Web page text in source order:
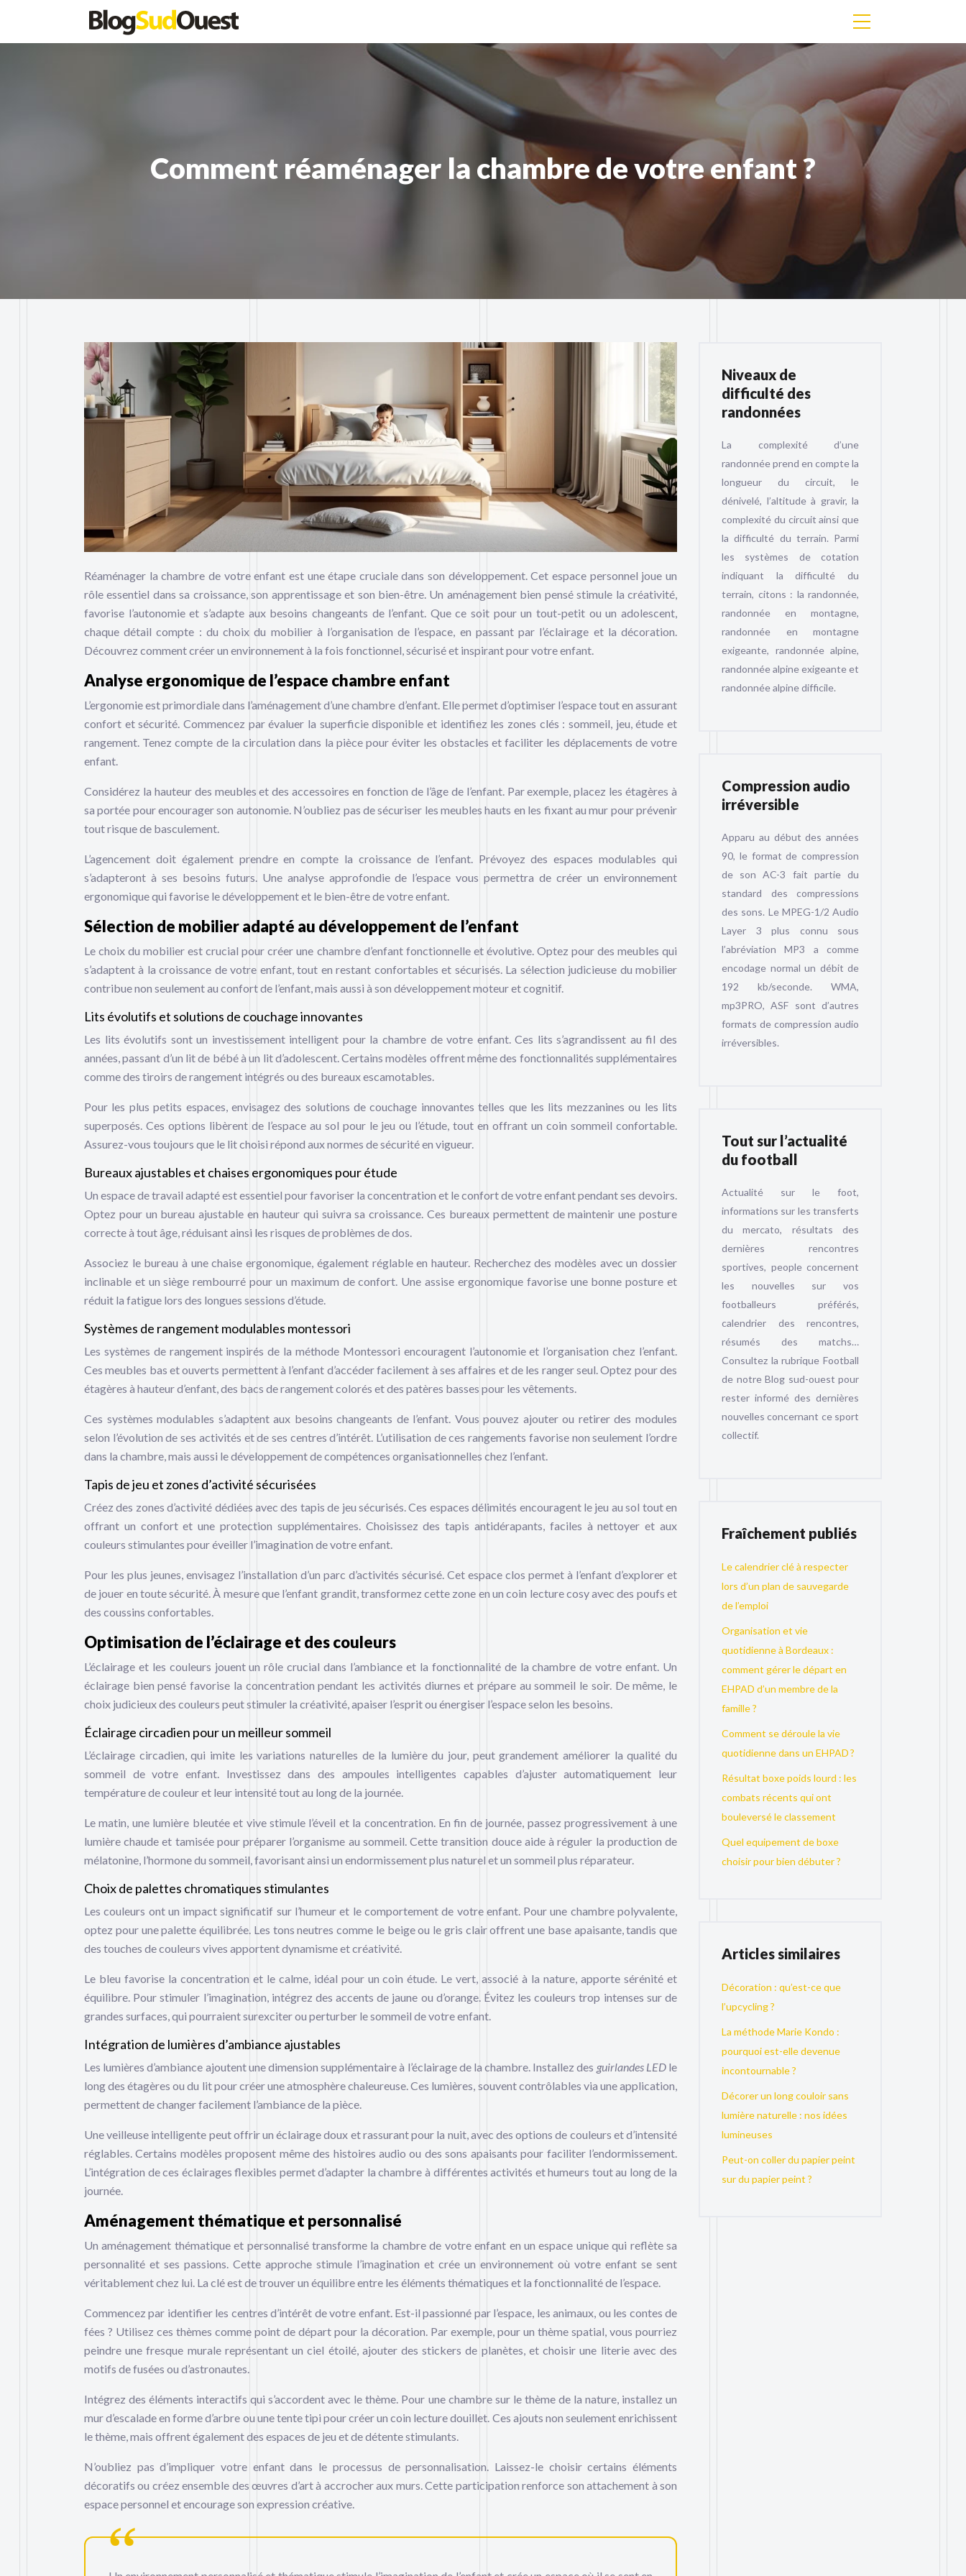
Comment réaménager la chambre de votre enfant ?
Réaménager la chambre de votre enfant est une étape cruciale dans son développement. Cet espace personnel joue un
rôle essentiel dans sa croissance, son apprentissage et son bien-être. Un aménagement bien pensé stimule la créativité,
favorise l’autonomie et s’adapte aux besoins changeants de l’enfant. Que ce soit pour un tout-petit ou un adolescent,
chaque détail compte : du choix du mobilier à l’organisation de l’espace, en passant par l’éclairage et la décoration.
Découvrez comment créer un environnement à la fois fonctionnel, sécurisé et inspirant pour votre enfant.
Analyse ergonomique de l’espace chambre enfant
L’ergonomie est primordiale dans l’aménagement d’une chambre d’enfant. Elle permet d’optimiser l’espace tout en assurant
confort et sécurité. Commencez par évaluer la superficie disponible et identifiez les zones clés : sommeil, jeu, étude et
rangement. Tenez compte de la circulation dans la pièce pour éviter les obstacles et faciliter les déplacements de votre
enfant.
Considérez la hauteur des meubles et des accessoires en fonction de l’âge de l’enfant. Par exemple, placez les étagères à
sa portée pour encourager son autonomie. N’oubliez pas de sécuriser les meubles hauts en les fixant au mur pour prévenir
tout risque de basculement.
L’agencement doit également prendre en compte la croissance de l’enfant. Prévoyez des espaces modulables qui
s’adapteront à ses besoins futurs. Une analyse approfondie de l’espace vous permettra de créer un environnement
ergonomique qui favorise le développement et le bien-être de votre enfant.
Sélection de mobilier adapté au développement de l’enfant
Le choix du mobilier est crucial pour créer une chambre d’enfant fonctionnelle et évolutive. Optez pour des meubles qui
s’adaptent à la croissance de votre enfant, tout en restant confortables et sécurisés. La sélection judicieuse du mobilier
contribue non seulement au confort de l’enfant, mais aussi à son développement moteur et cognitif.
Lits évolutifs et solutions de couchage innovantes
Les lits évolutifs sont un investissement intelligent pour la chambre de votre enfant. Ces lits s’agrandissent au fil des
années, passant d’un lit de bébé à un lit d’adolescent. Certains modèles offrent même des fonctionnalités supplémentaires
comme des tiroirs de rangement intégrés ou des bureaux escamotables.
Pour les plus petits espaces, envisagez des solutions de couchage innovantes telles que les lits mezzanines ou les lits
superposés. Ces options libèrent de l’espace au sol pour le jeu ou l’étude, tout en offrant un coin sommeil confortable.
Assurez-vous toujours que le lit choisi répond aux normes de sécurité en vigueur.
Bureaux ajustables et chaises ergonomiques pour étude
Un espace de travail adapté est essentiel pour favoriser la concentration et le confort de votre enfant pendant ses devoirs.
Optez pour un bureau ajustable en hauteur qui suivra sa croissance. Ces bureaux permettent de maintenir une posture
correcte à tout âge, réduisant ainsi les risques de problèmes de dos.
Associez le bureau à une chaise ergonomique, également réglable en hauteur. Recherchez des modèles avec un dossier
inclinable et un siège rembourré pour un maximum de confort. Une assise ergonomique favorise une bonne posture et
réduit la fatigue lors des longues sessions d’étude.
Systèmes de rangement modulables montessori
Les systèmes de rangement inspirés de la méthode Montessori encouragent l’autonomie et l’organisation chez l’enfant.
Ces meubles bas et ouverts permettent à l’enfant d’accéder facilement à ses affaires et de les ranger seul. Optez pour des
étagères à hauteur d’enfant, des bacs de rangement colorés et des patères basses pour les vêtements.
Ces systèmes modulables s’adaptent aux besoins changeants de l’enfant. Vous pouvez ajouter ou retirer des modules
selon l’évolution de ses activités et de ses centres d’intérêt. L’utilisation de ces rangements favorise non seulement l’ordre
dans la chambre, mais aussi le développement de compétences organisationnelles chez l’enfant.
Tapis de jeu et zones d’activité sécurisées
Créez des zones d’activité dédiées avec des tapis de jeu sécurisés. Ces espaces délimités encouragent le jeu au sol tout en
offrant un confort et une protection supplémentaires. Choisissez des tapis antidérapants, faciles à nettoyer et aux
couleurs stimulantes pour éveiller l’imagination de votre enfant.
Pour les plus jeunes, envisagez l’installation d’un parc d’activités sécurisé. Cet espace clos permet à l’enfant d’explorer et
de jouer en toute sécurité. À mesure que l’enfant grandit, transformez cette zone en un coin lecture cosy avec des poufs et
des coussins confortables.
Optimisation de l’éclairage et des couleurs
L’éclairage et les couleurs jouent un rôle crucial dans l’ambiance et la fonctionnalité de la chambre de votre enfant. Un
éclairage bien pensé favorise la concentration pendant les activités diurnes et prépare au sommeil le soir. De même, le
choix judicieux des couleurs peut stimuler la créativité, apaiser l’esprit ou énergiser l’espace selon les besoins.
Éclairage circadien pour un meilleur sommeil
L’éclairage circadien, qui imite les variations naturelles de la lumière du jour, peut grandement améliorer la qualité du
sommeil de votre enfant. Investissez dans des ampoules intelligentes capables d’ajuster automatiquement leur
température de couleur et leur intensité tout au long de la journée.
Le matin, une lumière bleutée et vive stimule l’éveil et la concentration. En fin de journée, passez progressivement à une
lumière chaude et tamisée pour préparer l’organisme au sommeil. Cette transition douce aide à réguler la production de
mélatonine, l’hormone du sommeil, favorisant ainsi un endormissement plus naturel et un sommeil plus réparateur.
Choix de palettes chromatiques stimulantes
Les couleurs ont un impact significatif sur l’humeur et le comportement de votre enfant. Pour une chambre polyvalente,
optez pour une palette équilibrée. Les tons neutres comme le beige ou le gris clair offrent une base apaisante, tandis que
des touches de couleurs vives apportent dynamisme et créativité.
Le bleu favorise la concentration et le calme, idéal pour un coin étude. Le vert, associé à la nature, apporte sérénité et
équilibre. Pour stimuler l’imagination, intégrez des accents de jaune ou d’orange. Évitez les couleurs trop intenses sur de
grandes surfaces, qui pourraient surexciter ou perturber le sommeil de votre enfant.
Intégration de lumières d’ambiance ajustables
Les lumières d’ambiance ajoutent une dimension supplémentaire à l’éclairage de la chambre. Installez des guirlandes LED le
long des étagères ou du lit pour créer une atmosphère chaleureuse. Ces lumières, souvent contrôlables via une application,
permettent de changer facilement l’ambiance de la pièce.
Une veilleuse intelligente peut offrir un éclairage doux et rassurant pour la nuit, avec des options de couleurs et d’intensité
réglables. Certains modèles proposent même des histoires audio ou des sons apaisants pour faciliter l’endormissement.
L’intégration de ces éclairages flexibles permet d’adapter la chambre à différentes activités et humeurs tout au long de la
journée.
Aménagement thématique et personnalisé
Un aménagement thématique et personnalisé transforme la chambre de votre enfant en un espace unique qui reflète sa
personnalité et ses passions. Cette approche stimule l’imagination et crée un environnement où votre enfant se sent
véritablement chez lui. La clé est de trouver un équilibre entre les éléments thématiques et la fonctionnalité de l’espace.
Commencez par identifier les centres d’intérêt de votre enfant. Est-il passionné par l’espace, les animaux, ou les contes de
fées ? Utilisez ces thèmes comme point de départ pour la décoration. Par exemple, pour un thème spatial, vous pourriez
peindre une fresque murale représentant un ciel étoilé, ajouter des stickers de planètes, et choisir une literie avec des
motifs de fusées ou d’astronautes.
Intégrez des éléments interactifs qui s’accordent avec le thème. Pour une chambre sur le thème de la nature, installez un
mur d’escalade en forme d’arbre ou une tente tipi pour créer un coin lecture douillet. Ces ajouts non seulement enrichissent
le thème, mais offrent également des espaces de jeu et de détente stimulants.
N’oubliez pas d’impliquer votre enfant dans le processus de personnalisation. Laissez-le choisir certains éléments
décoratifs ou créez ensemble des œuvres d’art à accrocher aux murs. Cette participation renforce son attachement à son
espace personnel et encourage son expression créative.
Niveaux de
difficulté des
randonnées
La complexité d’une
randonnée prend en compte la
longueur du circuit, le
dénivelé, l’altitude à gravir, la
complexité du circuit ainsi que
la difficulté du terrain. Parmi
les systèmes de cotation
indiquant la difficulté du
terrain, citons : la randonnée,
randonnée en montagne,
randonnée en montagne
exigeante, randonnée alpine,
randonnée alpine exigeante et
randonnée alpine difficile.
Compression audio
irréversible
Apparu au début des années
90, le format de compression
de son AC-3 fait partie du
standard des compressions
des sons. Le MPEG-1/2 Audio
Layer 3 plus connu sous
l’abréviation MP3 a comme
encodage normal un débit de
192 kb/seconde. WMA,
mp3PRO, ASF sont d’autres
formats de compression audio
irréversibles.
Tout sur l’actualité
du football
Actualité sur le foot,
informations sur les transferts
du mercato, résultats des
dernières rencontres
sportives, people concernent
les nouvelles sur vos
footballeurs préférés,
calendrier des rencontres,
résumés des matchs…
Consultez la rubrique Football
de notre Blog sud-ouest pour
rester informé des dernières
nouvelles concernant ce sport
collectif.
Fraîchement publiés
Le calendrier clé à respecter
lors d’un plan de sauvegarde
de l’emploi
Organisation et vie
quotidienne à Bordeaux :
comment gérer le départ en
EHPAD d’un membre de la
famille ?
Comment se déroule la vie
quotidienne dans un EHPAD ?
Résultat boxe poids lourd : les
combats récents qui ont
bouleversé le classement
Quel equipement de boxe
choisir pour bien débuter ?
Articles similaires
Décoration : qu’est-ce que
l’upcycling ?
La méthode Marie Kondo :
pourquoi est-elle devenue
incontournable ?
Décorer un long couloir sans
lumière naturelle : nos idées
lumineuses
Peut-on coller du papier peint
sur du papier peint ?